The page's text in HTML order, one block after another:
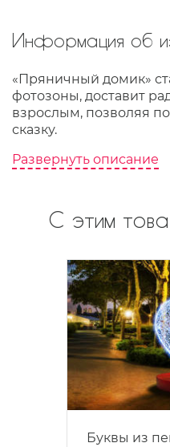
Информация об
«Пряничный домик»
фотозоны, доставит
взрослым, позволяя
сказку.
Развернуть описание
С этим
Буквы из